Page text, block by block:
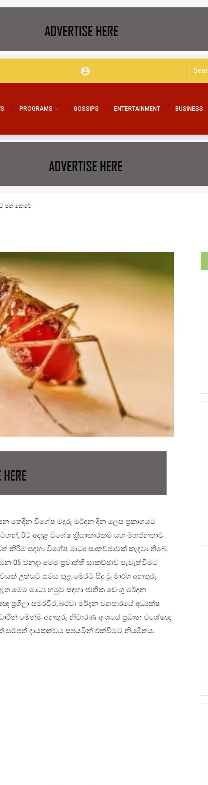
PROGRAMS GOSSIPS ENTERTAINMENT BUSINESS
පත් කෙරේ
තෙදින විශේෂ මදුරු මර්දන දින ලෙස ප්‍රකාශයට
ඊට අදාළ විශේෂ ක්‍රියාකාරකම් සහ මහජනතාව
සඳහා විශේෂ මාධ්‍ය සාකච්ඡාවක් කැඳවා තිබේ.​
05 වනදා මෙම ප්‍රවෘත්ති සාකච්ඡාව පැවැත්වීමට
උත්සව සමය තුළ මෙරට සිදු වූ මාර්ග අනතුරු
මාධ්‍ය හමුව සඳහා ජාතික ඩෙංගු මර්දන
සමරවීර, බරවා මර්දන ව්‍යාපාරයේ අධ්‍යක්ෂ
මෙන්ම අනතුරු නිවාරණ අංශයේ ප්‍රධාන විශේෂඥ
සම්පත් දායකත්වය සපයමින් එක්වීමට නියමිතය.